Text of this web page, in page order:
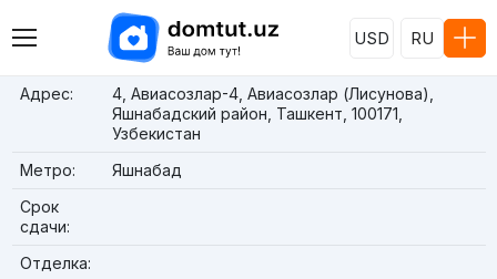
USD RU
Адрес:
4, Авиасозлар-4, Авиасозлар (Лисунова),
Яшнабадский район, Ташкент, 100171,
Узбекистан
Метро:
Яшнабад
Срок
сдачи:
Отделка: